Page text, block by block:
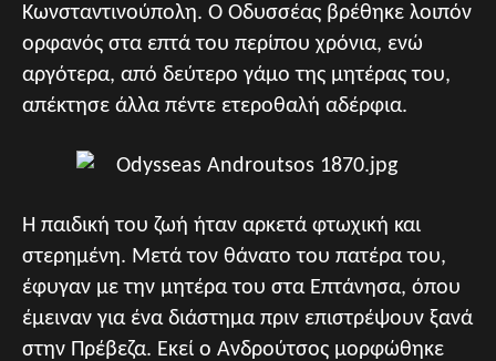
Κωνσταντινούπολη. Ο Οδυσσέας βρέθηκε λοιπόν
ορφανός στα επτά του περίπου χρόνια, ενώ
αργότερα, από δεύτερο γάμο της μητέρας του,
απέκτησε άλλα πέντε ετεροθαλή αδέρφια.
Η παιδική του ζωή ήταν αρκετά φτωχική και
στερημένη. Μετά τον θάνατο του πατέρα του,
έφυγαν με την μητέρα του στα Επτάνησα, όπου
έμειναν για ένα διάστημα πριν επιστρέψουν ξανά
στην Πρέβεζα. Εκεί ο Ανδρούτσος μορφώθηκε